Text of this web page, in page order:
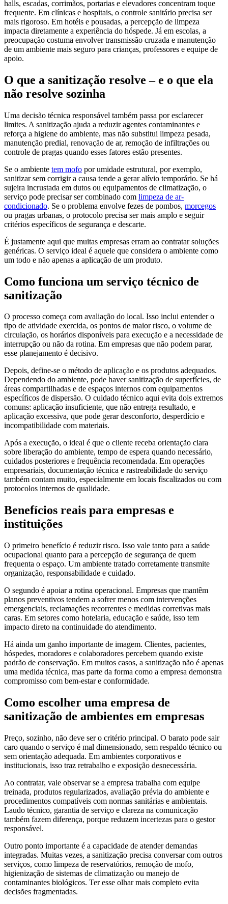
halls, escadas, corrimãos, portarias e elevadores concentram toque
frequente. Em clínicas e hospitais, o controle sanitário precisa ser
mais rigoroso. Em hotéis e pousadas, a percepção de limpeza
impacta diretamente a experiência do hóspede. Já em escolas, a
preocupação costuma envolver transmissão cruzada e manutenção
de um ambiente mais seguro para crianças, professores e equipe de
apoio.
O que a sanitização resolve – e o que ela
não resolve sozinha
Uma decisão técnica responsável também passa por esclarecer
limites. A sanitização ajuda a reduzir agentes contaminantes e
reforça a higiene do ambiente, mas não substitui limpeza pesada,
manutenção predial, renovação de ar, remoção de infiltrações ou
controle de pragas quando esses fatores estão presentes.
Se o ambiente tem mofo por umidade estrutural, por exemplo,
sanitizar sem corrigir a causa tende a gerar alívio temporário. Se há
sujeira incrustada em dutos ou equipamentos de climatização, o
serviço pode precisar ser combinado com limpeza de ar-
condicionado. Se o problema envolve fezes de pombos, morcegos
ou pragas urbanas, o protocolo precisa ser mais amplo e seguir
critérios específicos de segurança e descarte.
É justamente aqui que muitas empresas erram ao contratar soluções
genéricas. O serviço ideal é aquele que considera o ambiente como
um todo e não apenas a aplicação de um produto.
Como funciona um serviço técnico de
sanitização
O processo começa com avaliação do local. Isso inclui entender o
tipo de atividade exercida, os pontos de maior risco, o volume de
circulação, os horários disponíveis para execução e a necessidade de
interrupção ou não da rotina. Em empresas que não podem parar,
esse planejamento é decisivo.
Depois, define-se o método de aplicação e os produtos adequados.
Dependendo do ambiente, pode haver sanitização de superfícies, de
áreas compartilhadas e de espaços internos com equipamentos
específicos de dispersão. O cuidado técnico aqui evita dois extremos
comuns: aplicação insuficiente, que não entrega resultado, e
aplicação excessiva, que pode gerar desconforto, desperdício e
incompatibilidade com materiais.
Após a execução, o ideal é que o cliente receba orientação clara
sobre liberação do ambiente, tempo de espera quando necessário,
cuidados posteriores e frequência recomendada. Em operações
empresariais, documentação técnica e rastreabilidade do serviço
também contam muito, especialmente em locais fiscalizados ou com
protocolos internos de qualidade.
Benefícios reais para empresas e
instituições
O primeiro benefício é reduzir risco. Isso vale tanto para a saúde
ocupacional quanto para a percepção de segurança de quem
frequenta o espaço. Um ambiente tratado corretamente transmite
organização, responsabilidade e cuidado.
O segundo é apoiar a rotina operacional. Empresas que mantêm
planos preventivos tendem a sofrer menos com intervenções
emergenciais, reclamações recorrentes e medidas corretivas mais
caras. Em setores como hotelaria, educação e saúde, isso tem
impacto direto na continuidade do atendimento.
Há ainda um ganho importante de imagem. Clientes, pacientes,
hóspedes, moradores e colaboradores percebem quando existe
padrão de conservação. Em muitos casos, a sanitização não é apenas
uma medida técnica, mas parte da forma como a empresa demonstra
compromisso com bem-estar e conformidade.
Como escolher uma empresa de
sanitização de ambientes em empresas
Preço, sozinho, não deve ser o critério principal. O barato pode sair
caro quando o serviço é mal dimensionado, sem respaldo técnico ou
sem orientação adequada. Em ambientes corporativos e
institucionais, isso traz retrabalho e exposição desnecessária.
Ao contratar, vale observar se a empresa trabalha com equipe
treinada, produtos regularizados, avaliação prévia do ambiente e
procedimentos compatíveis com normas sanitárias e ambientais.
Laudo técnico, garantia de serviço e clareza na comunicação
também fazem diferença, porque reduzem incertezas para o gestor
responsável.
Outro ponto importante é a capacidade de atender demandas
integradas. Muitas vezes, a sanitização precisa conversar com outros
serviços, como limpeza de reservatórios, remoção de mofo,
higienização de sistemas de climatização ou manejo de
contaminantes biológicos. Ter esse olhar mais completo evita
decisões fragmentadas.